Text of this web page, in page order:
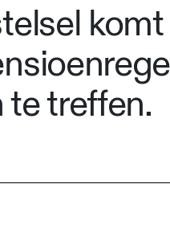
te treffen.